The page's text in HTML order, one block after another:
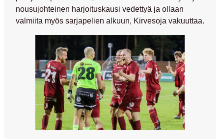
nousujohteinen harjoituskausi vedettyä ja ollaan
valmiita myös sarjapelien alkuun, Kirvesoja vakuuttaa.